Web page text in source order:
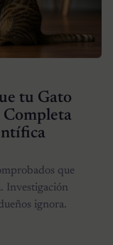
tu Gato
Completa
que
Investigación
ignora.